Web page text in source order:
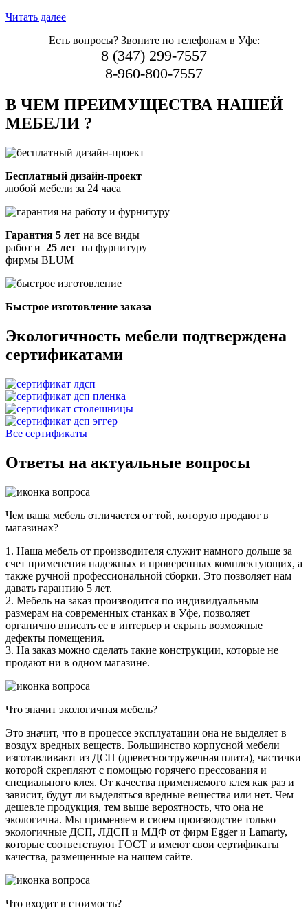
Читать далее
Есть вопросы? Звоните по телефонам в Уфе:
8 (347) 299-7557
8-960-800-7557
В ЧЕМ ПРЕИМУЩЕСТВА НАШЕЙ
МЕБЕЛИ ?
Бесплатный дизайн-проект
любой мебели за 24 часа
Гарантия 5 лет на все виды
работ и 25 лет на фурнитуру
фирмы BLUM
Быстрое изготовление заказа
Экологичность мебели подтверждена
сертификатами
Все сертификаты
Ответы на актуальные вопросы
Чем ваша мебель отличается от той, которую продают в
магазинах?
1. Наша мебель от производителя служит намного дольше за
счет применения надежных и проверенных комплектующих, а
также ручной профессиональной сборки. Это позволяет нам
давать гарантию 5 лет.
2. Мебель на заказ производится по индивидуальным
размерам на современных станках в Уфе, позволяет
органично вписать ее в интерьер и скрыть возможные
дефекты помещения.
3. На заказ можно сделать такие конструкции, которые не
продают ни в одном магазине.
Что значит экологичная мебель?
Это значит, что в процессе эксплуатации она не выделяет в
воздух вредных веществ. Большинство корпусной мебели
изготавливают из ДСП (древесностружечная плита), частички
которой скрепляют с помощью горячего прессования и
специального клея. От качества применяемого клея как раз и
зависит, будут ли выделяться вредные вещества или нет. Чем
дешевле продукция, тем выше вероятность, что она не
экологична. Мы применяем в своем производстве только
экологичные ДСП, ЛДСП и МДФ от фирм Egger и Lamarty,
которые соответствуют ГОСТ и имеют свои сертификаты
качества, размещенные на нашем сайте.
Что входит в стоимость?